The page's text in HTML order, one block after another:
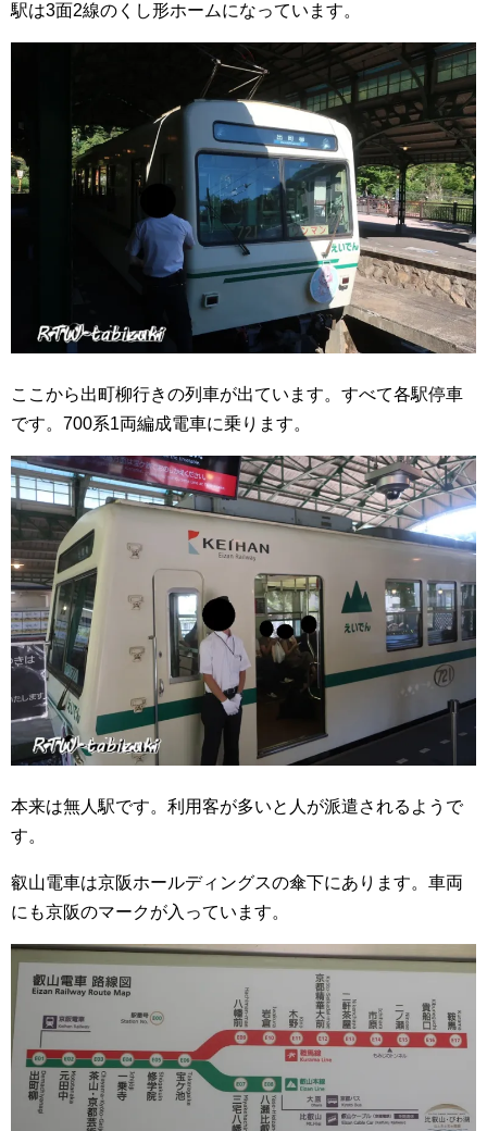
駅は3面2線のくし形ホームになっています。
ここから出町柳行きの列車が出ています。すべて各駅停車
です。700系1両編成電車に乗ります。
本来は無人駅です。利用客が多いと人が派遣されるようで
す。
叡山電車は京阪ホールディングスの傘下にあります。車両
にも京阪のマークが入っています。